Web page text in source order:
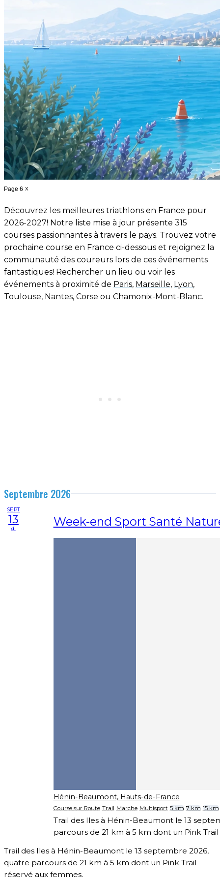
Page 6 X
Découvrez les meilleures triathlons en France pour
2026-2027! Notre liste mise à jour présente 315
courses passionnantes à travers le pays. Trouvez votre
prochaine course en France ci-dessous et rejoignez la
communauté des coureurs lors de ces événements
fantastiques! Rechercher un lieu ou voir les
événements à proximité de Paris, Marseille, Lyon,
Toulouse, Nantes, Corse ou Chamonix-Mont-Blanc.
Septembre 2026
SEPT
13
di Week-end Sport Santé
Hénin-Beaumont, Hauts-de-France
Course sur Route Trail Marche Multisport 5 km 7 km 15 km
Trail des Iles à Hénin-Beaumont le 13
parcours de 21 km à 5 km dont un Pink
Trail des Iles à Hénin-Beaumont le 13 septembre 2026,
quatre parcours de 21 km à 5 km dont un Pink Trail
réservé aux femmes.